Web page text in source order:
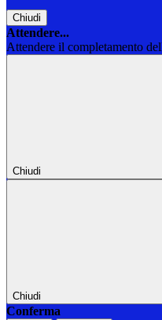
Chiudi
Attendere...
Attendere il completamento
Chiudi
Chiudi
Conferma